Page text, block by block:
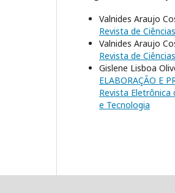
Valnides Araujo
Revista de
Valnides Araujo
Revista de
Gislene Lisboa
ELABORAÇÃO E
Revista Eletrônica
e Tecnologia